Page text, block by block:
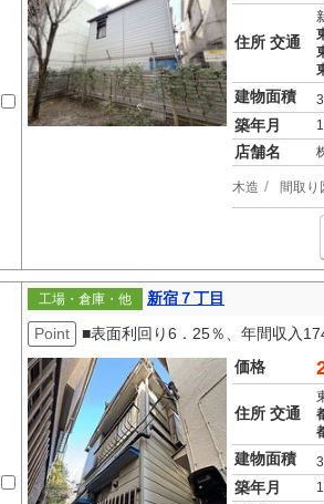
住所 交通
建物面積
築年月
店舗名
木造 間取り
工場・倉庫・他
新宿７丁目
Point
■表面利回り6．25％、年間収入
価格
住所 交通
建物面積
築年月